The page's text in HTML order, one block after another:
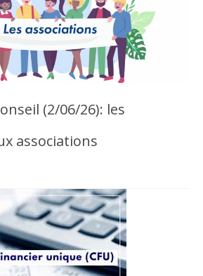
(2/06/26): les
associations